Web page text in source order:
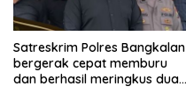
Satreskrim Polres Bangkalan
bergerak cepat memburu
dan berhasil meringkus dua